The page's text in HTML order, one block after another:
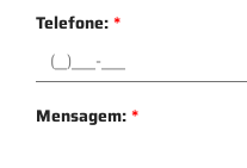
Telefone:*
Mensagem:*